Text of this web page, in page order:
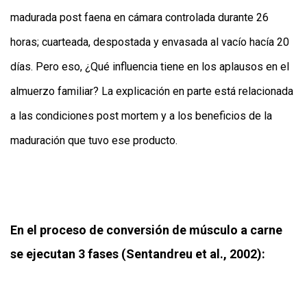
madurada post faena en cámara controlada durante 26
horas; cuarteada, despostada y envasada al vacío hacía 20
días. Pero eso, ¿Qué influencia tiene en los aplausos en el
almuerzo familiar? La explicación en parte está relacionada
a las condiciones post mortem y a los beneficios de la
maduración que tuvo ese producto.
En el proceso de conversión de músculo a carne
se ejecutan 3 fases (Sentandreu et al., 2002):